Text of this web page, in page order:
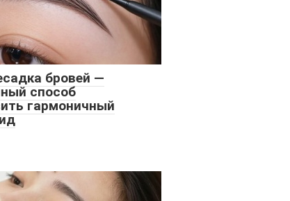
бровей ―
способ
гармоничный